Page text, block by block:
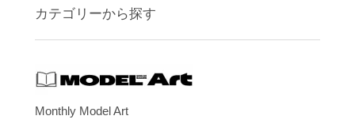
カテゴリーから探す
Monthly Model Art